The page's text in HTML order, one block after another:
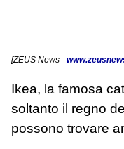
[ZEUS News -
Ikea, la famosa
soltanto il regno
possono trovare